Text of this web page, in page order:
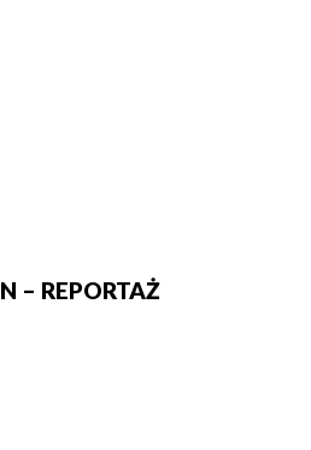
– REPORTAŻ